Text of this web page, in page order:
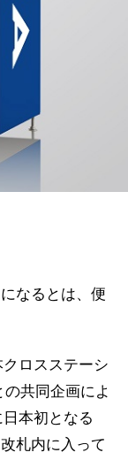
なるとは、便
ロスステーシ
共同企画によ
本初となる
札内に入って